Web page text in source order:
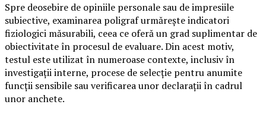
Spre deosebire de opiniile personale sau de impresiile
subiective, examinarea poligraf urmărește indicatori
fiziologici măsurabili, ceea ce oferă un grad suplimentar de
obiectivitate în procesul de evaluare. Din acest motiv,
testul este utilizat în numeroase contexte, inclusiv în
investigații interne, procese de selecție pentru anumite
funcții sensibile sau verificarea unor declarații în cadrul
unor anchete.